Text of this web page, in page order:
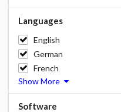
Languages
English
German
French
Show More
Software